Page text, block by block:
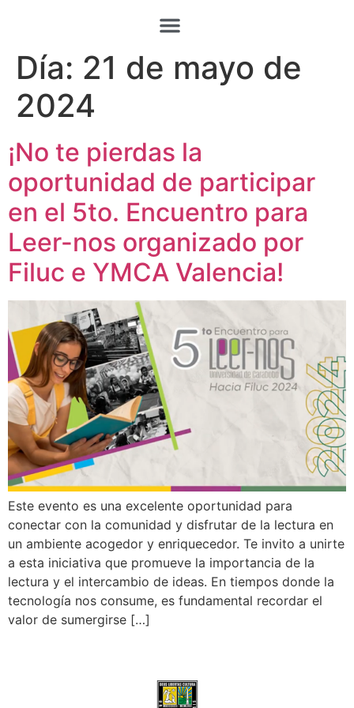
Día: 21 de mayo de
2024
¡No te pierdas la
oportunidad de participar
en el 5to. Encuentro para
Leer-nos organizado por
Filuc e YMCA Valencia!
Este evento es una excelente oportunidad para
conectar con la comunidad y disfrutar de la lectura en
un ambiente acogedor y enriquecedor. Te invito a unirte
a esta iniciativa que promueve la importancia de la
lectura y el intercambio de ideas. En tiempos donde la
tecnología nos consume, es fundamental recordar el
valor de sumergirse […]